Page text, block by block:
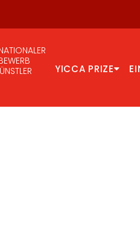
YICCA PRIZE